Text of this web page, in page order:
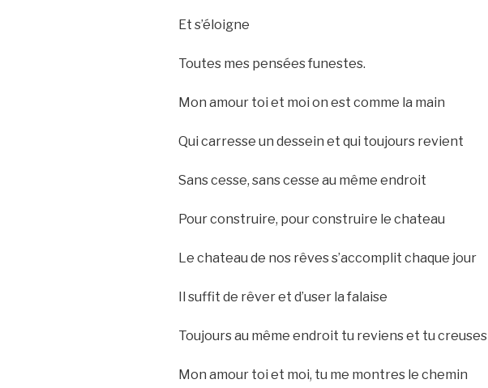
Et s’éloigne
Toutes mes pensées funestes.
Mon amour toi et moi on est comme la main
Qui carresse un dessein et qui toujours revient
Sans cesse, sans cesse au même endroit
Pour construire, pour construire le chateau
Le chateau de nos rêves s’accomplit chaque jour
Il suffit de rêver et d’user la falaise
Toujours au même endroit tu reviens et tu creuses
Mon amour toi et moi, tu me montres le chemin